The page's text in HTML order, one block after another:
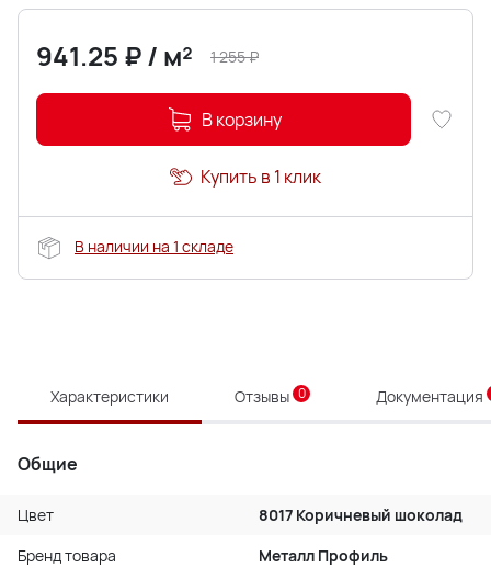
941.25 ₽/ м² 1 255₽
В корзину
Купить в 1 клик
В наличии на 1 складе
Характеристики Отзывы 0 Документация
Общие
Цвет
8017 Коричневый шоколад
Бренд товара
Металл Профиль